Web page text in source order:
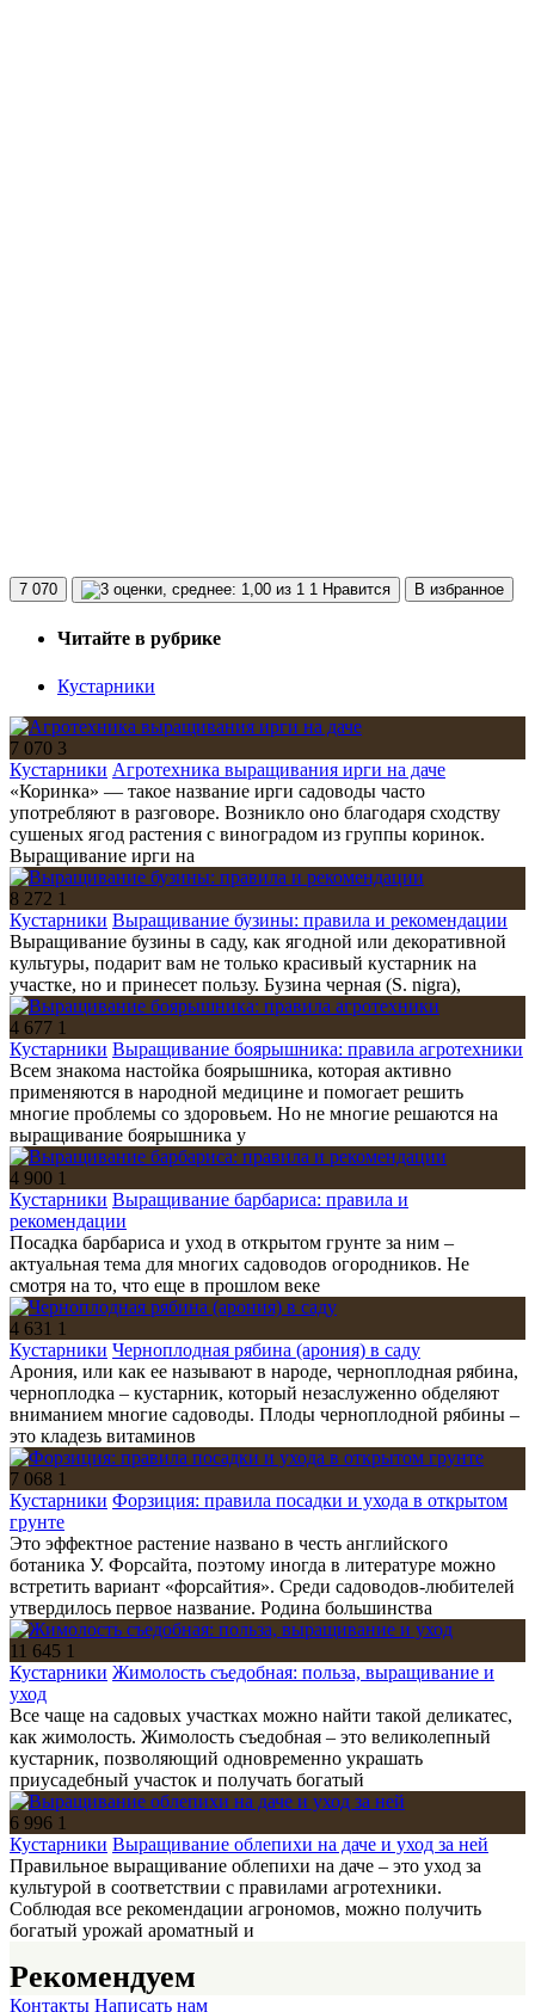
7 070 1 Нравится В избранное
Читайте в рубрике
Кустарники
7 070 3
Кустарники Агротехника выращивания ирги на даче
«Коринка» — такое название ирги садоводы часто
употребляют в разговоре. Возникло оно благодаря сходству
сушеных ягод растения с виноградом из группы коринок.
Выращивание ирги на
8 272 1
Кустарники Выращивание бузины: правила и рекомендации
Выращивание бузины в саду, как ягодной или декоративной
культуры, подарит вам не только красивый кустарник на
участке, но и принесет пользу. Бузина черная (S. nigra),
4 677 1
Кустарники Выращивание боярышника: правила агротехники
Всем знакома настойка боярышника, которая активно
применяются в народной медицине и помогает решить
многие проблемы со здоровьем. Но не многие решаются на
выращивание боярышника у
4 900 1
Кустарники Выращивание барбариса: правила и
рекомендации
Посадка барбариса и уход в открытом грунте за ним –
актуальная тема для многих садоводов огородников. Не
смотря на то, что еще в прошлом веке
4 631 1
Кустарники Черноплодная рябина (арония) в саду
Арония, или как ее называют в народе, черноплодная рябина,
черноплодка – кустарник, который незаслуженно обделяют
вниманием многие садоводы. Плоды черноплодной рябины –
это кладезь витаминов
7 068 1
Кустарники Форзиция: правила посадки и ухода в открытом
грунте
Это эффектное растение названо в честь английского
ботаника У. Форсайта, поэтому иногда в литературе можно
встретить вариант «форсайтия». Среди садоводов-любителей
утвердилось первое название. Родина большинства
11 645 1
Кустарники Жимолость съедобная: польза, выращивание и
уход
Все чаще на садовых участках можно найти такой деликатес,
как жимолость. Жимолость съедобная – это великолепный
кустарник, позволяющий одновременно украшать
приусадебный участок и получать богатый
6 996 1
Кустарники Выращивание облепихи на даче и уход за ней
Правильное выращивание облепихи на даче – это уход за
культурой в соответствии с правилами агротехники.
Соблюдая все рекомендации агрономов, можно получить
богатый урожай ароматный и
Рекомендуем
Контакты Написать нам